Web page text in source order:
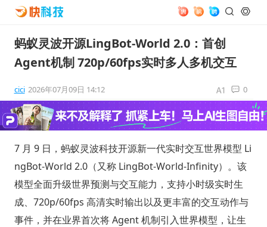
蚂蚁灵波开源LingBot-World 2.0：首创
Agent机制 720p/60fps实时多人多机交互
cici 2026年07月09日 14:12 0
7 月 9 日，蚂蚁灵波科技开源新一代实时交互世界模型 Li
ngBot-World 2.0（又称 LingBot-World-Infinity）。该
模型全面升级世界预测与交互能力，支持小时级实时生
成、720p/60fps 高清实时输出以及更丰富的交互动作与
事件，并在业界首次将 Agent 机制引入世界模型，让生